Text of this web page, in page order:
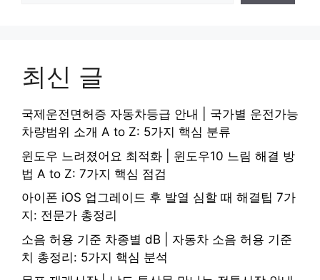
최신 글
국제운전면허증 자동차등급 안내 | 국가별 운전가능
차량범위 소개 A to Z: 5가지 핵심 분류
윈도우 느려졌어요 최적화 | 윈도우10 느림 해결 방
법 A to Z: 7가지 핵심 점검
아이폰 iOS 업그레이드 후 발열 심할 때 해결팁 7가
지: 전문가 총정리
소음 허용 기준 차종별 dB | 자동차 소음 허용 기준
치 총정리: 5가지 핵심 분석